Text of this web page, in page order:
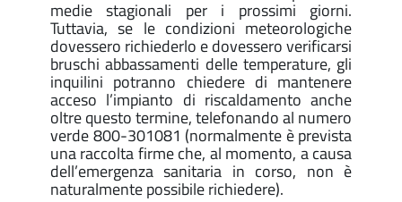
medie stagionali per i prossimi giorni.
Tuttavia, se le condizioni meteorologiche
dovessero richiederlo e dovessero verificarsi
bruschi abbassamenti delle temperature, gli
inquilini potranno chiedere di mantenere
acceso l’impianto di riscaldamento anche
oltre questo termine, telefonando al numero
verde 800-301081 (normalmente è prevista
una raccolta firme che, al momento, a causa
dell’emergenza sanitaria in corso, non è
naturalmente possibile richiedere).